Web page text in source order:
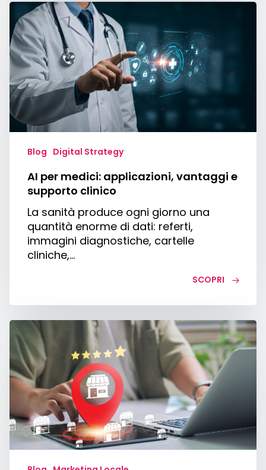
AI
per
medici:
applicazioni,
vantaggi
e
supporto
clinico
Blog Digital Strategy
AI per medici: applicazioni, vantaggi e
supporto clinico
La sanità produce ogni giorno una
quantità enorme di dati: referti,
immagini diagnostiche, cartelle
cliniche,…
SCOPRI
Ricerca
locale
Google:
cos’è
e
come
posizionare
l’attività
sul
territorio